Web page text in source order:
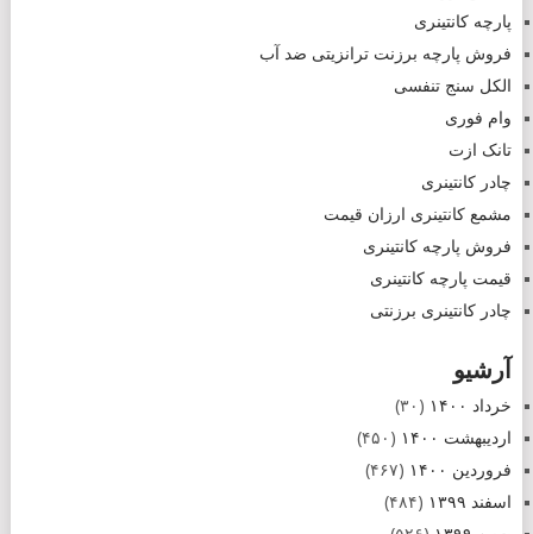
پارچه کانتینری
فروش پارچه برزنت ترانزیتی ضد آب
الکل سنج تنفسی
وام فوری
تانک ازت
چادر کانتینری
مشمع کانتینری ارزان قیمت
فروش پارچه کانتینری
قیمت پارچه کانتینری
چادر کانتینری برزنتی
آرشیو
خرداد ۱۴۰۰
(۳۰)
اردیبهشت ۱۴۰۰
(۴۵۰)
فروردین ۱۴۰۰
(۴۶۷)
اسفند ۱۳۹۹
(۴۸۴)